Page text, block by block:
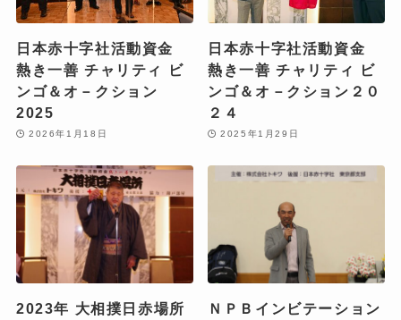
日本赤十字社活動資金
熱き一善 チャリティ ビ
ンゴ＆オ－クション
2025
2026年1月18日
日本赤十字社活動資金
熱き一善 チャリティ ビ
ンゴ＆オ－クション２０
２４
2025年1月29日
2023年 大相撲日赤場所
ＮＰＢインビテーション